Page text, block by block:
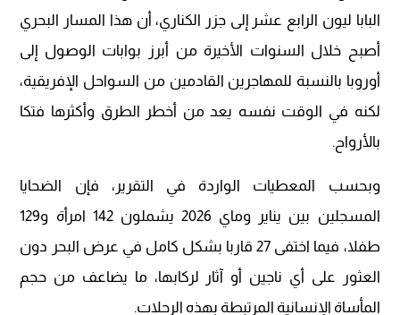
البابا ليون الرابع عشر إلى جزر الكناري، أن هذا المسار البحري
أصبح خلال السنوات الأخيرة من أبرز بوابات الوصول إلى
أوروبا بالنسبة للمهاجرين القادمين من السواحل الإفريقية،
لكنه في الوقت نفسه يعد من أخطر الطرق وأكثرها فتكا
بالأرواح.
وبحسب المعطيات الواردة في التقرير، فإن الضحايا
المسجلين بين يناير وماي 2026 يشملون 142 امرأة و129
طفلا، فيما اختفى 27 قاربا بشكل كامل في عرض البحر دون
العثور على أي ناجين أو آثار لركابها، ما يضاعف من حجم
المأساة الإنسانية المرتبطة بهذه الرحلات.